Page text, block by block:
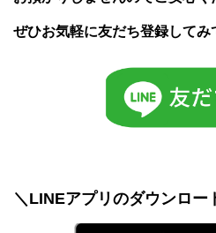
ぜひお気軽に友だち登録してみ
＼LINEアプリのダウンロー